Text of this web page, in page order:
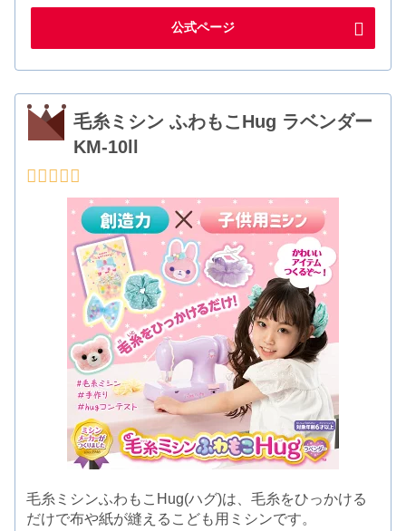
公式ページ
毛糸ミシン ふわもこHug ラベンダー
KM-10ll
毛糸ミシンふわもこHug(ハグ)は、毛糸をひっかける
だけで布や紙が縫えるこども用ミシンです。